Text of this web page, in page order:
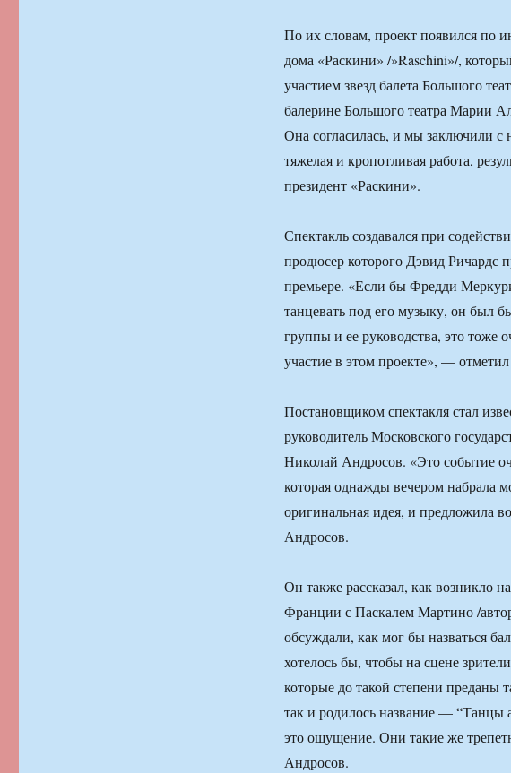
По их словам, проект появился по
дома «Раскини» /»Raschini»/,
участием звезд балета Большого
балерине Большого театра Марии
Она согласилась, и мы заключили с
тяжелая и кропотливая работа,
президент «Раскини».
Спектакль создавался при
продюсер которого Дэвид Ричардс
премьере. «Если бы Фредди
танцевать под его музыку, он был
группы и ее руководства, это тоже
участие в этом проекте», —
Постановщиком спектакля стал
руководитель Московского
Николай Андросов. «Это событие
которая однажды вечером набрала
оригинальная идея, и предложила
Андросов.
Он также рассказал, как возникло
Франции с Паскалем Мартино /
обсуждали, как мог бы назваться
хотелось бы, чтобы на сцене
которые до такой степени преданы
так и родилось название — “Танцы
это ощущение. Они такие же
Андросов.